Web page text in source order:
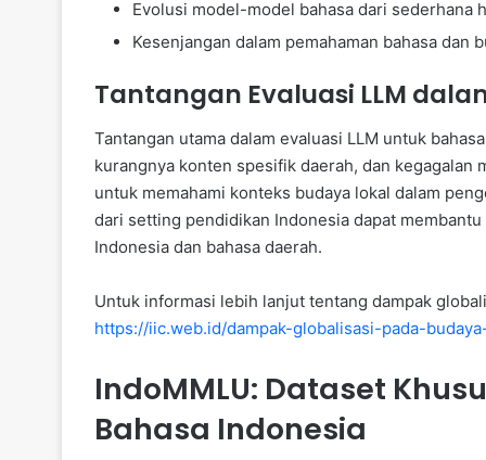
Evolusi model-model bahasa dari sederhana
Kesenjangan dalam pemahaman bahasa dan
Tantangan Evaluasi LLM
Tantangan utama dalam evaluasi LLM untuk
kurangnya konten spesifik daerah, dan kegagalan
untuk memahami konteks budaya lokal dalam
dari setting pendidikan Indonesia dapat
Indonesia dan bahasa daerah.
Untuk informasi lebih lanjut tentang dampak
https://iic.web.id/dampak-globalisasi-pada-
IndoMMLU: Dataset
Bahasa Indonesia